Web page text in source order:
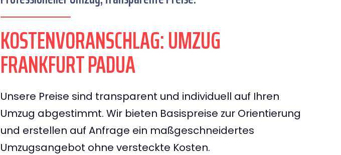
KOSTENVORANSCHLAG: UMZUG
FRANKFURT PADUA
Unsere Preise sind transparent und individuell auf Ihren
Umzug abgestimmt. Wir bieten Basispreise zur Orientierung
und erstellen auf Anfrage ein maßgeschneidertes
Umzugsangebot ohne versteckte Kosten.